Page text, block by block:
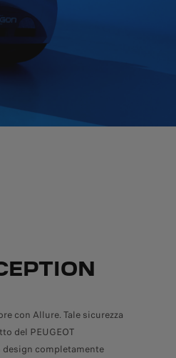
con Allure. Tale sicurezza
del PEUGEOT
design completamente